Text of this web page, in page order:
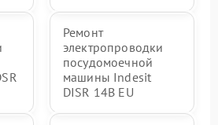
Ремонт
электропроводки
посудомоечной
машины Indesit
DISR 14B EU